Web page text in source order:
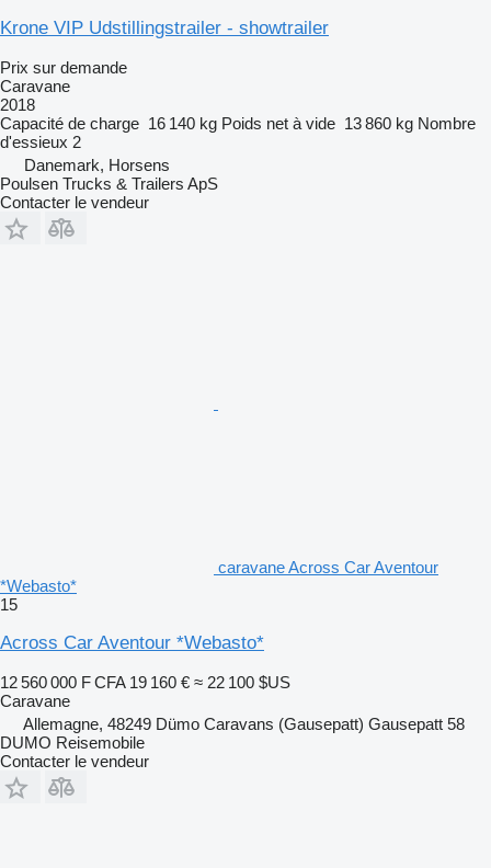
Krone VIP Udstillingstrailer - showtrailer
Prix sur demande
Caravane
2018
Capacité de charge 16 140 kg Poids net à vide 13 860 kg Nombre
d'essieux 2
Danemark, Horsens
Poulsen Trucks & Trailers ApS
Contacter le vendeur
caravane Across Car Aventour
*Webasto*
15
Across Car Aventour *Webasto*
12 560 000 F CFA 19 160 € ≈ 22 100 $US
Caravane
Allemagne, 48249 Dümo Caravans (Gausepatt) Gausepatt 58
DUMO Reisemobile
Contacter le vendeur